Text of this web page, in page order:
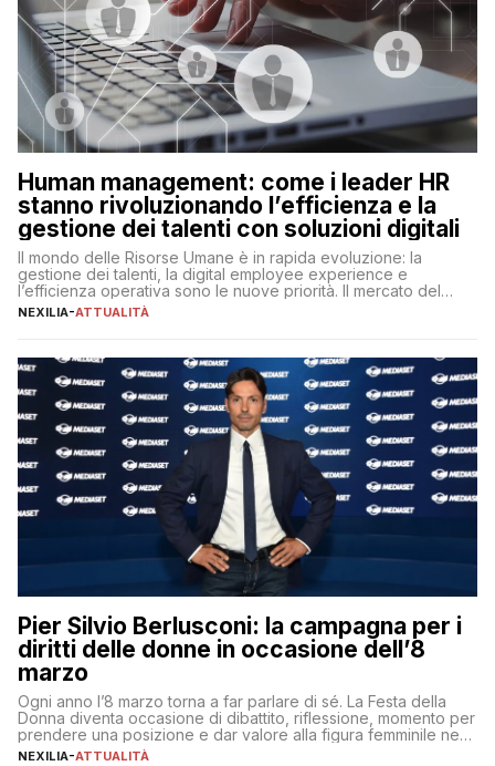
Human management: come i leader HR
stanno rivoluzionando l’efficienza e la
gestione dei talenti con soluzioni digitali
Il mondo delle Risorse Umane è in rapida evoluzione: la
gestione dei talenti, la digital employee experience e
l’efficienza operativa sono le nuove priorità. Il mercato del
lavoro, d’altra parte, è sempre più competitivo con una lotta
NEXILIA-ATTUALITÀ
Pier Silvio Berlusconi: la campagna per i
diritti delle donne in occasione dell’8
marzo
Ogni anno l’8 marzo torna a far parlare di sé. La Festa della
Donna diventa occasione di dibattito, riflessione, momento per
prendere una posizione e dar valore alla figura femminile nella
sua complessità e crucialità. A lanciare un messaggio “forte e
NEXILIA-ATTUALITÀ